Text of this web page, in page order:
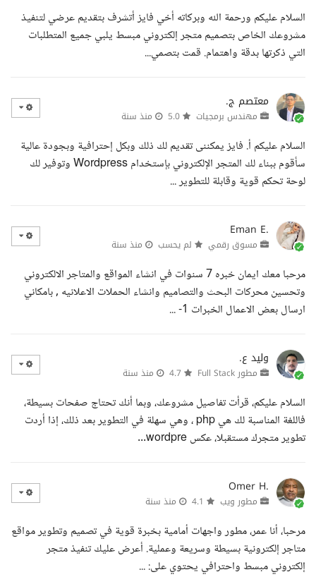
السلام عليكم ورحمة الله وبركاته أخي فايز أتشرف بتقديم عرضي لتنفيذ
مشروعك الخاص بتصميم متجر إلكتروني مبسط يلبي جميع المتطلبات
التي ذكرتها بدقة واهتمام. قمت بتصمي...
معتصم ج.
مهندس برمجيات منذ سنة
السلام عليكم أ. فايز يمكننى تقديم لك ذلك وبكل إحترافية وبجودة عالية
سأقوم ببناء لك المتجر الإلكتروني بإستخدام Wordpress وتوفير لك
لوحة تحكم قوية وقابلة للتطوير ...
Eman E.
مسوق رقمي لم يحسب منذ سنة
مرحبا معك ايمان خبره 7 سنوات في انشاء المواقع والمتاجر الالكتروني
وتحسين محركات البحث والتصاميم وانشاء الحملات الاعلانيه , بامكاني
ارسال بعض الاعمال الخبرات 1- ...
وليد ع.
مطور Full Stack منذ سنة
السلام عليكم، قرأت تفاصيل مشروعك، وبما أنك تحتاج صفحات بسيطة،
فاللغة المناسبة لك هي php ، وهي سهلة في التطوير بعد ذلك، إذا أردت
تطوير متجرك مستقبلا، عكس wordpre...
Omer H.
مطور ويب منذ سنة
مرحبا، أنا عمر، مطور واجهات أمامية بخبرة قوية في تصميم وتطوير مواقع
متاجر إلكترونية بسيطة وسريعة وعملية. أعرض عليك تنفيذ متجر
إلكتروني مبسط واحترافي يحتوي على: ...